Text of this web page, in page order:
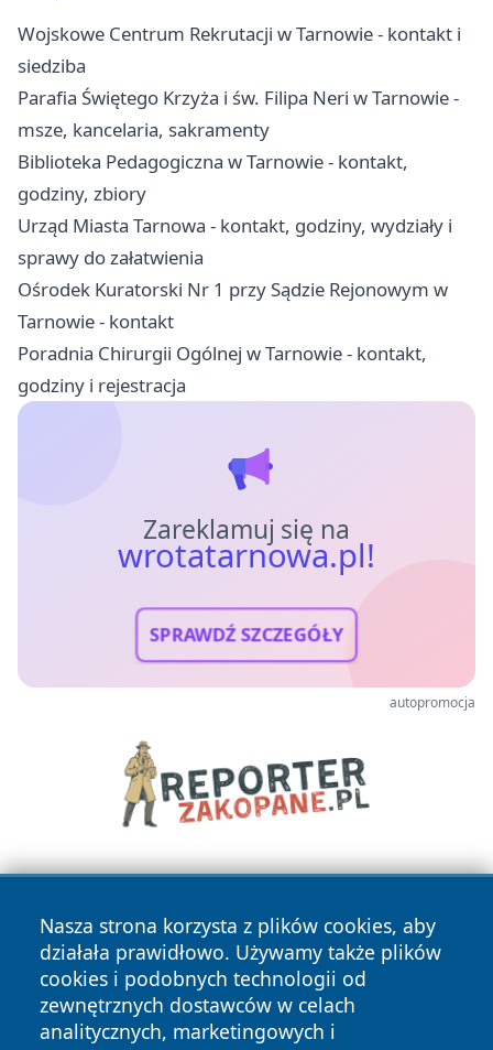
Wojskowe Centrum Rekrutacji w Tarnowie - kontakt i
siedziba
Parafia Świętego Krzyża i św. Filipa Neri w Tarnowie -
msze, kancelaria, sakramenty
Biblioteka Pedagogiczna w Tarnowie - kontakt,
godziny, zbiory
Urząd Miasta Tarnowa - kontakt, godziny, wydziały i
sprawy do załatwienia
Ośrodek Kuratorski Nr 1 przy Sądzie Rejonowym w
Tarnowie - kontakt
Poradnia Chirurgii Ogólnej w Tarnowie - kontakt,
godziny i rejestracja
Zareklamuj się na
wrotatarnowa.pl!
SPRAWDŹ SZCZEGÓŁY
autopromocja
Nasza strona korzysta z plików cookies, aby
działała prawidłowo. Używamy także plików
cookies i podobnych technologii od
zewnętrznych dostawców w celach
analitycznych, marketingowych i
Copyright © 2026 wrotatarnowa.pl Wszystkie prawa
zastrzeżone.